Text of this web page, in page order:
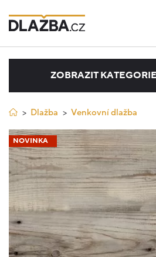
ZOBRAZIT
Dlažba Venkovní dlažba
NOVINKA